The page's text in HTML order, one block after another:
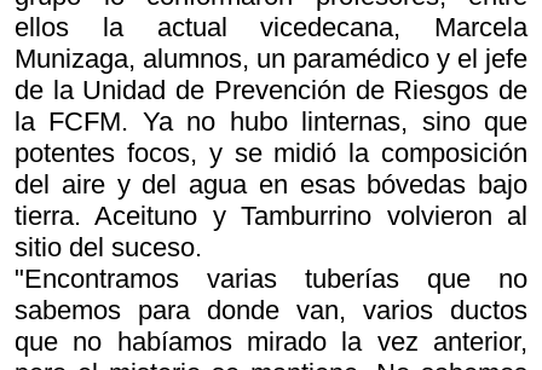
ellos la actual vicedecana, Marcela
Munizaga, alumnos, un paramédico y el jefe
de la Unidad de Prevención de Riesgos de
la FCFM. Ya no hubo linternas, sino que
potentes focos, y se midió la composición
del aire y del agua en esas bóvedas bajo
tierra. Aceituno y Tamburrino volvieron al
sitio del suceso.
"Encontramos varias tuberías que no
sabemos para donde van, varios ductos
que no habíamos mirado la vez anterior,